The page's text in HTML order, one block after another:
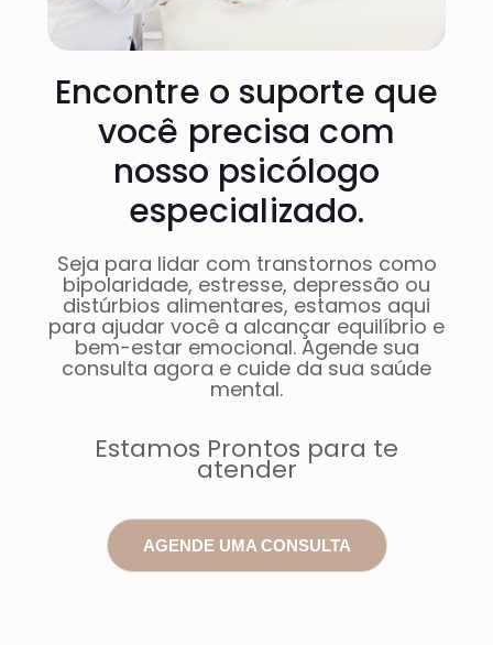
Encontre o suporte que
você precisa com
nosso psicólogo
especializado.
Seja para lidar com transtornos como
bipolaridade, estresse, depressão ou
distúrbios alimentares, estamos aqui
para ajudar você a alcançar equilíbrio e
bem-estar emocional. Agende sua
consulta agora e cuide da sua saúde
mental.
Estamos Prontos para te
atender
AGENDE UMA CONSULTA